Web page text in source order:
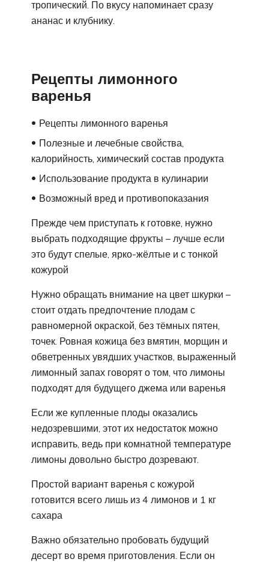
тропический. По вкусу напоминает сразу
ананас и клубнику.
Рецепты лимонного
варенья
Рецепты лимонного варенья
Полезные и лечебные свойства,
калорийность, химический состав продукта
Использование продукта в кулинарии
Возможный вред и противопоказания
Прежде чем приступать к готовке, нужно
выбрать подходящие фрукты – лучше если
это будут спелые, ярко-жёлтые и с тонкой
кожурой
Нужно обращать внимание на цвет шкурки –
стоит отдать предпочтение плодам с
равномерной окраской, без тёмных пятен,
точек. Ровная кожица без вмятин, морщин и
обветренных увядших участков, выраженный
лимонный запах говорят о том, что лимоны
подходят для будущего джема или варенья
Если же купленные плоды оказались
недозревшими, этот их недостаток можно
исправить, ведь при комнатной температуре
лимоны довольно быстро дозревают.
Простой вариант варенья с кожурой
готовится всего лишь из 4 лимонов и 1 кг
сахара
Важно обязательно пробовать будущий
десерт во время приготовления. Если он